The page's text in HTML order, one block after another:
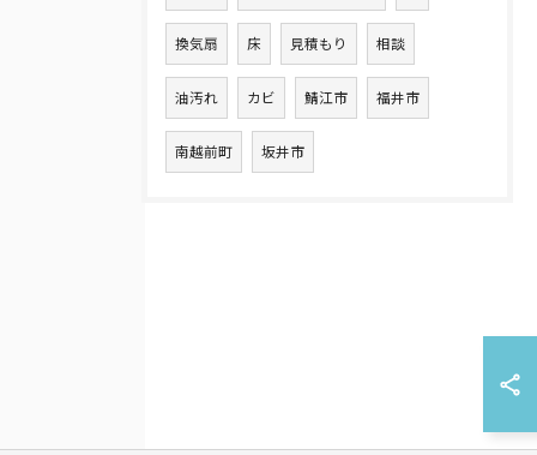
換気扇 床 見積もり 相談
油汚れ カビ 鯖江市 福井市
南越前町 坂井市